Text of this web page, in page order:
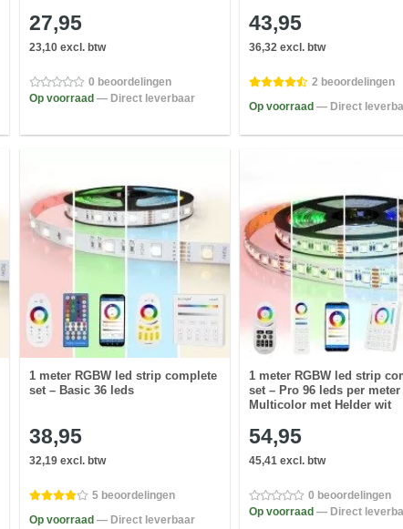
27,95
23,10 excl. btw
0 beoordelingen
Op voorraad — Direct leverbaar
43,95
36,32 excl. btw
2 beoordelingen
Op voorraad — Direct
1 meter RGBW led strip complete
set – Basic 36 leds
38,95
32,19 excl. btw
5 beoordelingen
Op voorraad — Direct leverbaar
1 meter RGBW led strip
set – Pro 96 leds per meter
Multicolor met Helder wit
54,95
45,41 excl. btw
0 beoordelingen
Op voorraad — Direct